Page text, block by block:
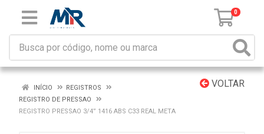
0
VOLTAR
INÍCIO
REGISTROS
REGISTRO DE PRESSAO
REGISTRO PRESSAO 3/4” 1416 ABS C33 REAL META